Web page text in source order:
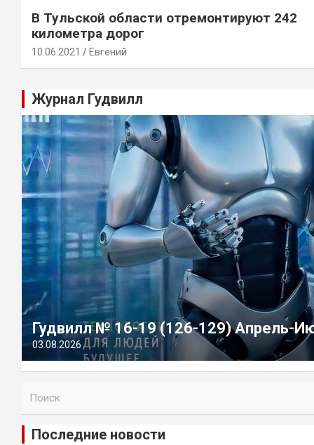
В Тульской области отремонтируют 242
километра дорог
10.06.2021 Евгений
Журнал Гудвилл
Гудвилл № 16-19 (126-129) Апрель-
03.08.2026
и
Последние новости